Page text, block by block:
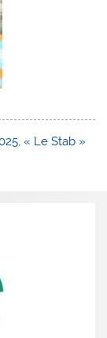
« Le Stab »